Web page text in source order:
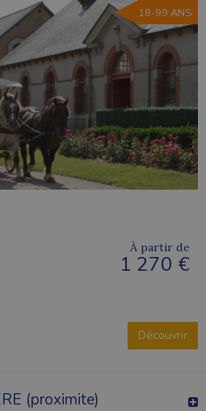
18-99 ANS
À partir de
1 270 €
Découvrir
(proximite)